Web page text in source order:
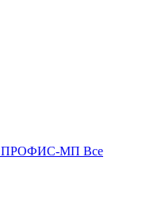
ПРОФИС-МП Все